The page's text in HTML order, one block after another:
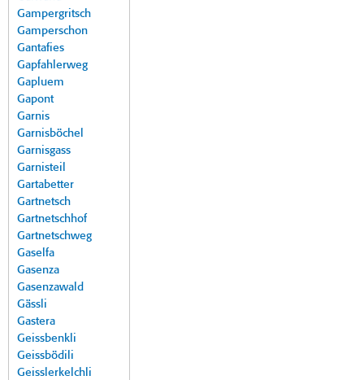
Gampergritsch
Gamperschon
Gantafies
Gapfahlerweg
Gapluem
Gapont
Garnis
Garnisböchel
Garnisgass
Garnisteil
Gartabetter
Gartnetsch
Gartnetschhof
Gartnetschweg
Gaselfa
Gasenza
Gasenzawald
Gässli
Gastera
Geissbenkli
Geissbödili
Geisslerkelchli